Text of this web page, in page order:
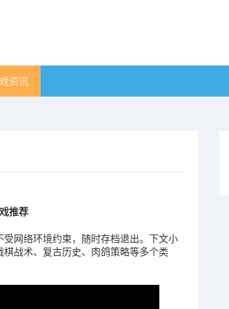
资讯
推荐
网络环境约束，随时存档退出。下文小
战术、复古历史、肉鸽策略等多个类